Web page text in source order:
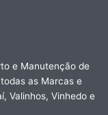
e Manutenção de
as Marcas e
Valinhos, Vinhedo e